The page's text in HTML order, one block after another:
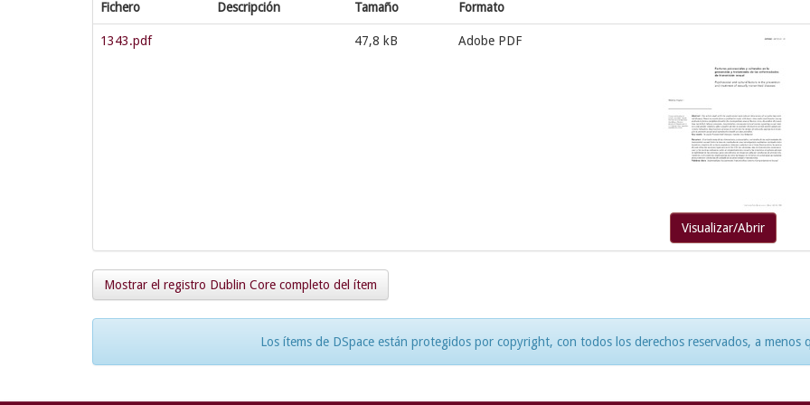
Fichero Descripción Tamaño Formato
1343.pdf 47,8 kB Adobe PDF
Visualizar/Abrir
Mostrar el registro Dublin Core completo del ítem
Los ítems de DSpace están protegidos por copyright, con todos los derechos reservados, a menos